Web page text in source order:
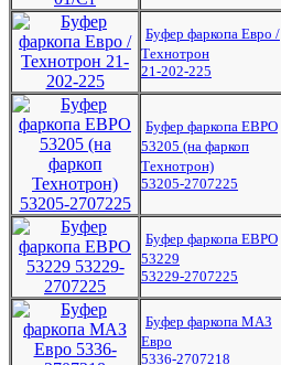
Буфер фаркопа Евро /
Технотрон
21-202-225
Буфер фаркопа ЕВРО
53205 (на фаркоп
Технотрон)
53205-2707225
Буфер фаркопа ЕВРО
53229
53229-2707225
Буфер фаркопа МАЗ
Евро
5336-2707218